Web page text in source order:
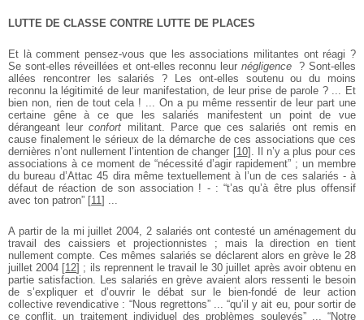
LUTTE DE CLASSE CONTRE LUTTE DE PLACES
Et là comment pensez-vous que les associations militantes ont réagi ?
Se sont-elles réveillées et ont-elles reconnu leur négligence ? Sont-elles
allées rencontrer les salariés ? Les ont-elles soutenu ou du moins
reconnu la légitimité de leur manifestation, de leur prise de parole ? ... Et
bien non, rien de tout cela ! ... On a pu même ressentir de leur part une
certaine gêne à ce que les salariés manifestent un point de vue
dérangeant leurconfort militant. Parce que ces salariés ont remis en
cause finalement le sérieux de la démarche de ces associations que ces
dernières n’ont nullement l’intention de changer [10] . Il n’y a plus pour ces
associations à ce moment de “nécessité d’agir rapidement” ; un membre
du bureau d’Attac 45 dira même textuellement à l’un de ces salariés - à
défaut de réaction de son association ! - : “t’as qu’à être plus offensif
avec ton patron” [11] ...
A partir de la mi juillet 2004, 2 salariés ont contesté un aménagement du
travail des caissiers et projectionnistes ; mais la direction en tient
nullement compte. Ces mêmes salariés se déclarent alors en grève le 28
juillet 2004 [12] ; ils reprennent le travail le 30 juillet après avoir obtenu en
partie satisfaction. Les salariés en grève avaient alors ressenti le besoin
de s’expliquer et d’ouvrir le débat sur le bien-fondé de leur action
collective revendicative : “Nous regrettons” ... “qu’il y ait eu, pour sortir de
ce conflit, un traitement individuel des problèmes soulevés” ... “Notre